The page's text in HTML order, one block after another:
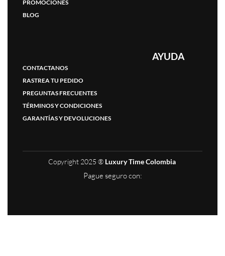
PROMOCIONES
BLOG
AYUDA
CONTACTANOS
RASTREA TU PEDIDO
PREGUNTAS FRECUENTES
TÉRMINOS Y CONDICIONES
GARANTÍAS Y DEVOLUCIONES
Copyright 2025 ® Luxury Time Colombia
Pague seguro con: